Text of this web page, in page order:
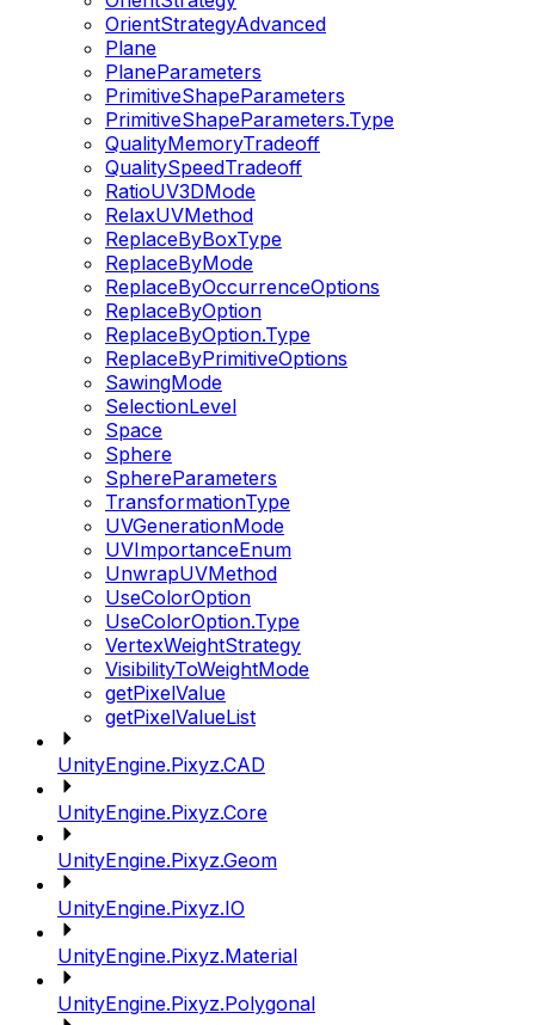
OrientStrategyAdvanced
Plane
PlaneParameters
PrimitiveShapeParameters
PrimitiveShapeParameters.Type
QualityMemoryTradeoff
QualitySpeedTradeoff
RatioUV3DMode
RelaxUVMethod
ReplaceByBoxType
ReplaceByMode
ReplaceByOccurrenceOptions
ReplaceByOption
ReplaceByOption.Type
ReplaceByPrimitiveOptions
SawingMode
SelectionLevel
Space
Sphere
SphereParameters
TransformationType
UVGenerationMode
UVImportanceEnum
UnwrapUVMethod
UseColorOption
UseColorOption.Type
VertexWeightStrategy
VisibilityToWeightMode
getPixelValue
getPixelValueList
UnityEngine.Pixyz.CAD
UnityEngine.Pixyz.Core
UnityEngine.Pixyz.Geom
UnityEngine.Pixyz.IO
UnityEngine.Pixyz.Material
UnityEngine.Pixyz.Polygonal